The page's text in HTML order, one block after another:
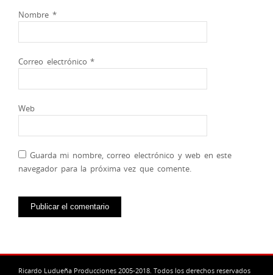
Nombre *
Correo electrónico*
Web
Guarda mi nombre, correo electrónico y web en este
navegador para la próxima vez que comente.
Ricardo Ludueña Producciones 2005-2018. Todos los derechos reservados